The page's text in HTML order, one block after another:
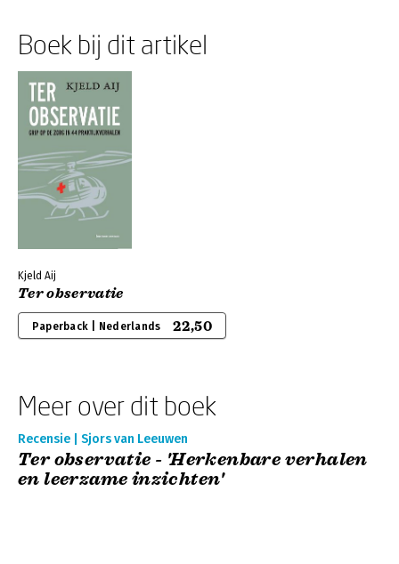
Boek bij dit artikel
Kjeld Aij
Ter observatie
Paperback | Nederlands 22,50
Meer over dit boek
Recensie | Sjors van Leeuwen
Ter observatie - 'Herkenbare verhalen
en leerzame inzichten'